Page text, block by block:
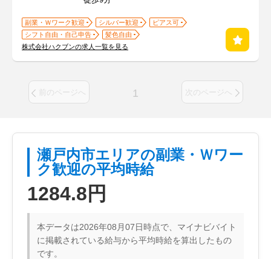
副業・Ｗワーク歓迎 シルバー歓迎
ピアス可
シフト自由・自己申告
髪色自由
株式会社ハクブンの求人一覧を見る
前のページへ 1 次のページへ
瀬戸内市エリアの副業・Ｗワー
ク歓迎の平均時給
1284.8円
本データは2026年08月07日時点で、マイナビバイト
に掲載されている給与から平均時給を算出したもの
です。